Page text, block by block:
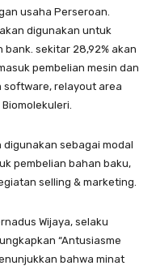
usaha Perseroan.
digunakan untuk
sekitar 28,92% akan
pembelian mesin dan
software, relayout area
digunakan sebagai modal
pembelian bahan baku,
selling & marketing.
Wijaya, selaku
“Antusiasme
bahwa minat